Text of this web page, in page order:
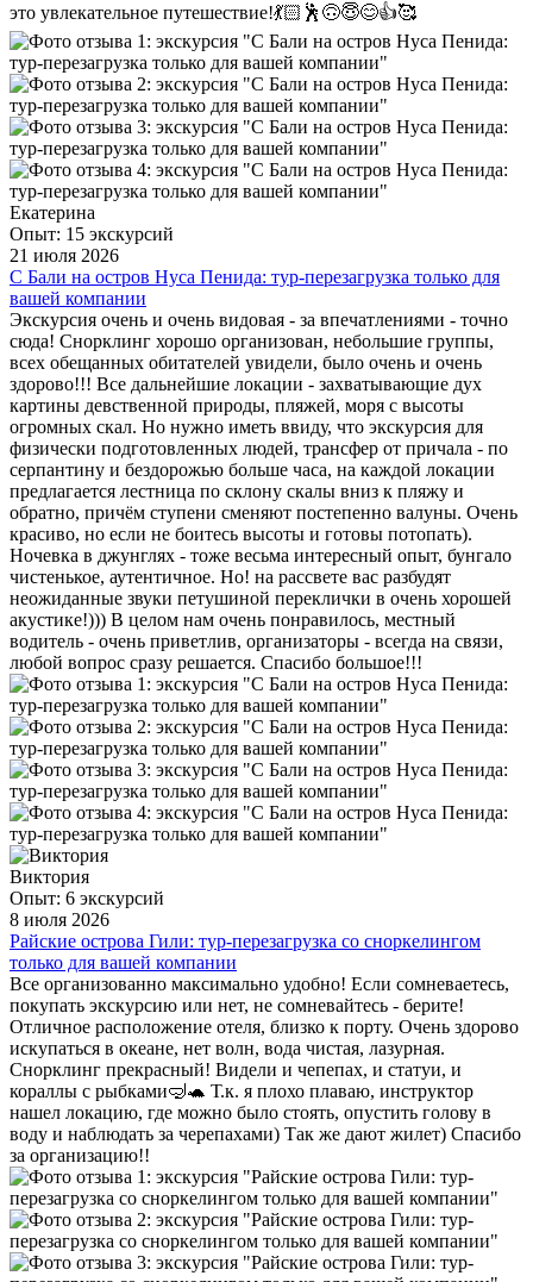
это увлекательное путешествие!💃🏻🕺🙃😇😊👍🥰
Екатерина
Опыт: 15 экскурсий
21 июля 2026
С Бали на остров Нуса Пенида: тур-перезагрузка только для
вашей компании
Экскурсия очень и очень видовая - за впечатлениями - точно
сюда! Снорклинг хорошо организован, небольшие группы,
всех обещанных обитателей увидели, было очень и очень
здорово!!! Все дальнейшие локации - захватывающие дух
картины девственной природы, пляжей, моря с высоты
огромных скал. Но нужно иметь ввиду, что экскурсия для
физически подготовленных людей, трансфер от причала - по
серпантину и бездорожью больше часа, на каждой локации
предлагается лестница по склону скалы вниз к пляжу и
обратно, причём ступени сменяют постепенно валуны. Очень
красиво, но если не боитесь высоты и готовы потопать).
Ночевка в джунглях - тоже весьма интересный опыт, бунгало
чистенькое, аутентичное. Но! на рассвете вас разбудят
неожиданные звуки петушиной переклички в очень хорошей
акустике!))) В целом нам очень понравилось, местный
водитель - очень приветлив, организаторы - всегда на связи,
любой вопрос сразу решается. Спасибо большое!!!
Виктория
Опыт: 6 экскурсий
8 июля 2026
Райские острова Гили: тур-перезагрузка со сноркелингом
только для вашей компании
Все организованно максимально удобно! Если сомневаетесь,
покупать экскурсию или нет, не сомневайтесь - берите!
Отличное расположение отеля, близко к порту. Очень здорово
искупаться в океане, нет волн, вода чистая, лазурная.
Снорклинг прекрасный! Видели и чепепах, и статуи, и
кораллы с рыбками🤿🐢 Т.к. я плохо плаваю, инструктор
нашел локацию, где можно было стоять, опустить голову в
воду и наблюдать за черепахами) Так же дают жилет) Спасибо
за организацию!!